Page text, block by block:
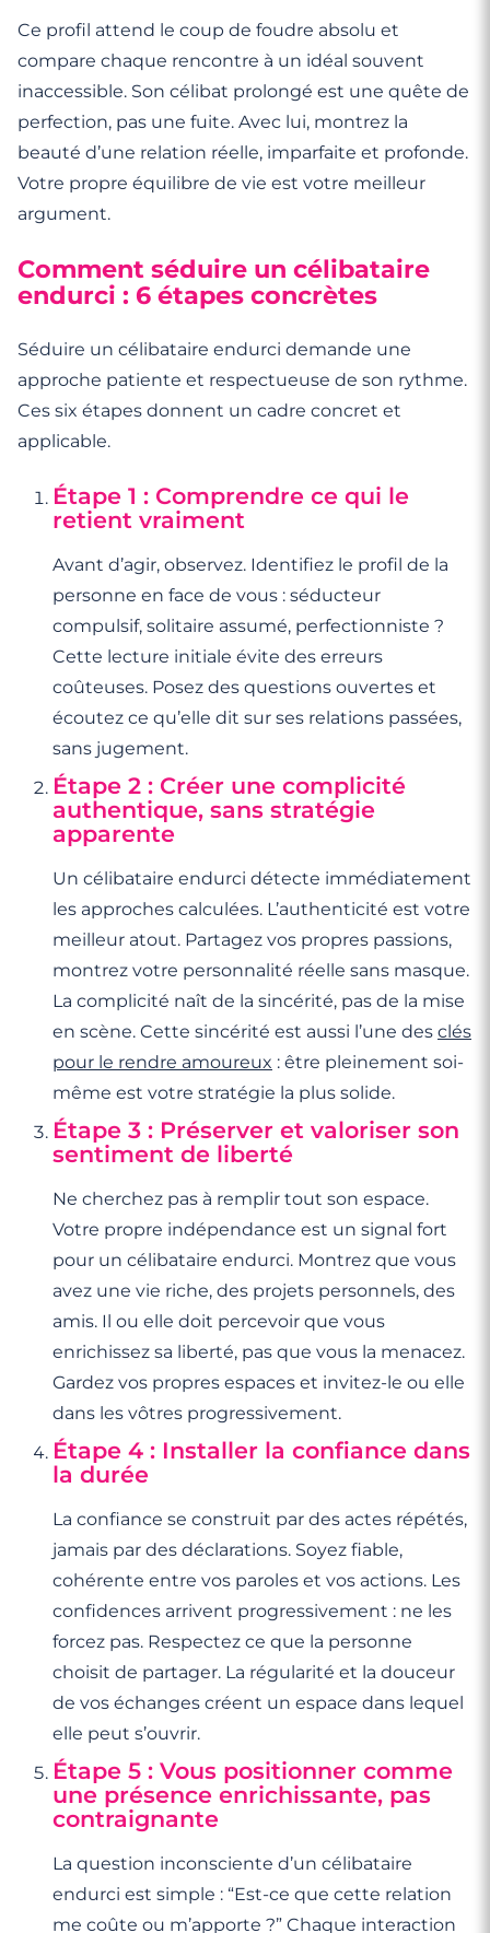
Ce profil attend le coup de foudre absolu et
compare chaque rencontre à un idéal souvent
inaccessible. Son célibat prolongé est une quête de
perfection, pas une fuite. Avec lui, montrez la
beauté d’une relation réelle, imparfaite et profonde.
Votre propre équilibre de vie est votre meilleur
argument.
Comment séduire un célibataire
endurci : 6 étapes concrètes
Séduire un célibataire endurci demande une
approche patiente et respectueuse de son rythme.
Ces six étapes donnent un cadre concret et
applicable.
Étape 1 : Comprendre ce qui le
retient vraiment
Avant d’agir, observez. Identifiez le profil de la
personne en face de vous : séducteur
compulsif, solitaire assumé, perfectionniste ?
Cette lecture initiale évite des erreurs
coûteuses. Posez des questions ouvertes et
écoutez ce qu’elle dit sur ses relations passées,
sans jugement.
Étape 2 : Créer une complicité
authentique, sans stratégie
apparente
Un célibataire endurci détecte immédiatement
les approches calculées. L’authenticité est votre
meilleur atout. Partagez vos propres passions,
montrez votre personnalité réelle sans masque.
La complicité naît de la sincérité, pas de la mise
en scène. Cette sincérité est aussi l’une des clés
pour le rendre amoureux : être pleinement soi-
même est votre stratégie la plus solide.
Étape 3 : Préserver et valoriser son
sentiment de liberté
Ne cherchez pas à remplir tout son espace.
Votre propre indépendance est un signal fort
pour un célibataire endurci. Montrez que vous
avez une vie riche, des projets personnels, des
amis. Il ou elle doit percevoir que vous
enrichissez sa liberté, pas que vous la menacez.
Gardez vos propres espaces et invitez-le ou elle
dans les vôtres progressivement.
Étape 4 : Installer la confiance dans
la durée
La confiance se construit par des actes répétés,
jamais par des déclarations. Soyez fiable,
cohérente entre vos paroles et vos actions. Les
confidences arrivent progressivement : ne les
forcez pas. Respectez ce que la personne
choisit de partager. La régularité et la douceur
de vos échanges créent un espace dans lequel
elle peut s’ouvrir.
Étape 5 : Vous positionner comme
une présence enrichissante, pas
contraignante
La question inconsciente d’un célibataire
endurci est simple : “Est-ce que cette relation
me coûte ou m’apporte ?” Chaque interaction